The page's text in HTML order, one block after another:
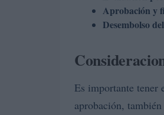
Aprobación y
Desembolso
Es importante tener
aprobación,